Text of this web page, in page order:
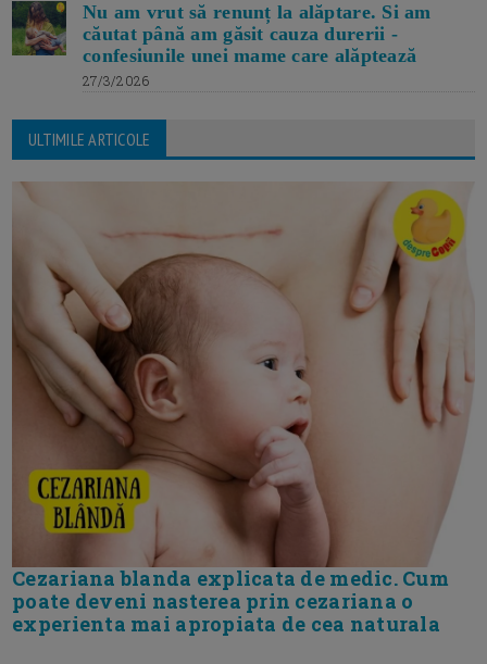
Nu am vrut să renunț la alăptare. Si am
căutat până am găsit cauza durerii -
confesiunile unei mame care alăptează
27/3/2026
ULTIMILE ARTICOLE
Cezariana blanda explicata de medic. Cum
poate deveni nasterea prin cezariana o
experienta mai apropiata de cea naturala